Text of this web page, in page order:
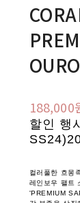
188,000
할인 행
SS24)
컬러풀한 흐몽
레인보우 팰트
'PREMIUM